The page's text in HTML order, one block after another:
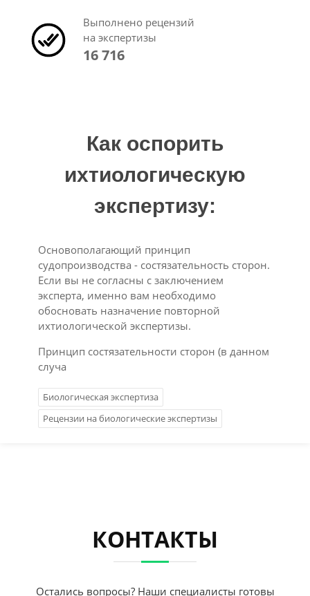
Выполнено рецензий
на экспертизы
16 716
Как оспорить
ихтиологическую
экспертизу:
Основополагающий принцип
судопроизводства - состязательность сторон.
Если вы не согласны с заключением
эксперта, именно вам необходимо
обосновать назначение повторной
ихтиологической экспертизы.
Принцип состязательности сторон (в данном
случа
Биологическая экспертиза
Рецензии на биологические экспертизы
КОНТАКТЫ
Остались вопросы? Наши специалисты готовы